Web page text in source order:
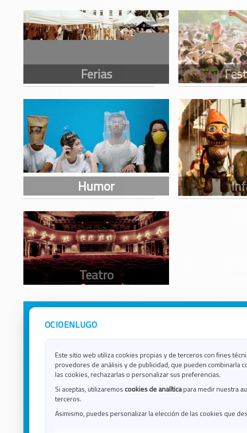
OCIOENLUGO
Este sitio web utiliza cookies propias y de terceros con fines
provedores de análisis y de publicidad, que pueden combinarla
las cookies, rechazarlas o personalizar sus preferencias.
Si aceptas, utilizaremos cookies de analíticapara medir nuestra
terceros.
Asimismo, puedes personalizar la elección de las cookies que
Avisos Legales
Política de Cookies
Ocio en Lugo
Ocio en
Ocio en
Blog